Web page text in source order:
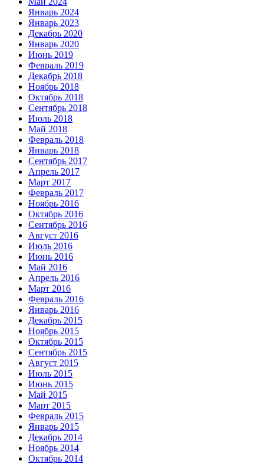
Январь 2024
Январь 2023
Декабрь 2020
Январь 2020
Июнь 2019
Февраль 2019
Декабрь 2018
Ноябрь 2018
Октябрь 2018
Сентябрь 2018
Июль 2018
Май 2018
Февраль 2018
Январь 2018
Сентябрь 2017
Апрель 2017
Март 2017
Февраль 2017
Ноябрь 2016
Октябрь 2016
Сентябрь 2016
Август 2016
Июль 2016
Июнь 2016
Май 2016
Апрель 2016
Март 2016
Февраль 2016
Январь 2016
Декабрь 2015
Ноябрь 2015
Октябрь 2015
Сентябрь 2015
Август 2015
Июль 2015
Июнь 2015
Май 2015
Март 2015
Февраль 2015
Январь 2015
Декабрь 2014
Ноябрь 2014
Октябрь 2014